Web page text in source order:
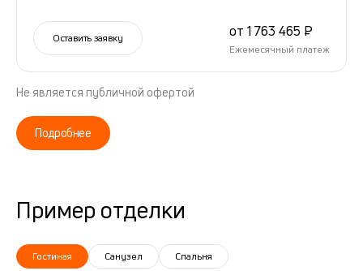
Оставить заявку от 1 763 465 ₽
Ежемесячный платеж
Не является публичной офертой
Подробнее
Пример отделки
Гостиная Санузел Спальня